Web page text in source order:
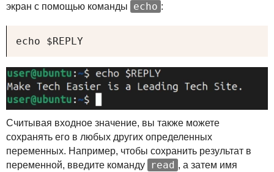
экран с помощью команды
echo :
echo $REPLY
Считывая входное значение, вы также можете
сохранять его в любых других определенных
переменных. Например, чтобы сохранить результат в
переменной, введите команду
read , а затем имя